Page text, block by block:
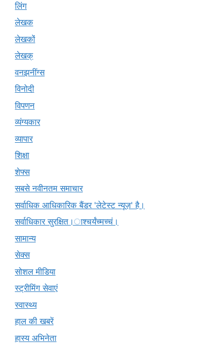
लिंग
लेखक
लेखकों
लेखक्
वनझनींग्स
विनोदी
विपणन
व्यंग्यकार
व्यापार
शिक्षा
शेफ्स
सबसे नवीनतम समाचार
सर्वाधिक आधिकारिक बैंडर 'लेटेस्ट न्यूज़' है।
सर्वाधिकार सुरक्षित।ाश्चर्यंच्मच्चं।
सामान्य
सेक्स
सोशल मीडिया
स्ट्रीमिंग सेवाएं
स्वास्थ्य
हाल की खबरें
हास्य अभिनेता